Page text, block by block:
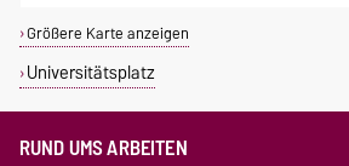
Größere Karte anzeigen
Universitätsplatz
RUND UMS ARBEITEN